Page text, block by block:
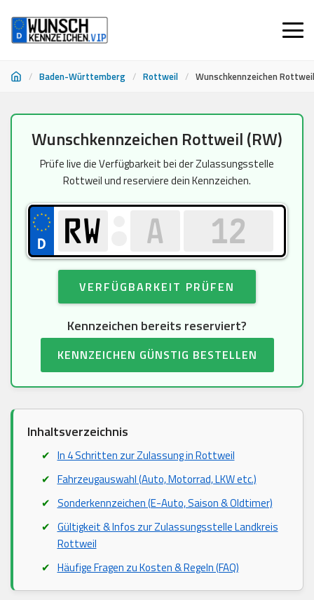
/ Baden-Württemberg / Rottweil / Wunschkennzeichen Rottweil
Inhalt
springen
Wunschkennzeichen Rottweil (RW)
Prüfe live die Verfügbarkeit bei der Zulassungsstelle
Rottweil und reserviere dein Kennzeichen.
VERFÜGBARKEIT PRÜFEN
Kennzeichen bereits reserviert?
KENNZEICHEN GÜNSTIG BESTELLEN
Inhaltsverzeichnis
In 4 Schritten zur Zulassung in Rottweil
Fahrzeugauswahl (Auto, Motorrad, LKW etc.)
Sonderkennzeichen (E-Auto, Saison & Oldtimer)
Gültigkeit & Infos zur Zulassungsstelle Landkreis
Rottweil
Häufige Fragen zu Kosten & Regeln (FAQ)